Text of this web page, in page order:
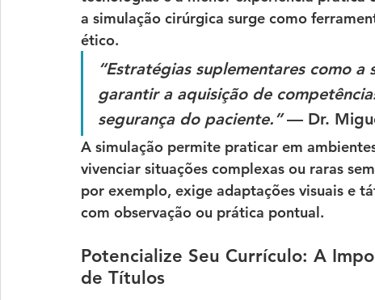
a simulação cirúrgica surge como
ético.
“Estratégias suplementares como
garantir a aquisição de
segurança do paciente.” — Dr.
A simulação permite praticar em
vivenciar situações complexas ou raras
por exemplo, exige adaptações visuais e
com observação ou prática pontual.
Potencialize Seu Currículo: A
de Títulos